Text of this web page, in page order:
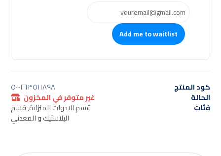
Add me to waitlist
كود المنتج ٥٠٠٠٢٦٣٥١١٨٩٨
الحالة غير متوفر في المخزون
فئات قسم الادوات المنزلية,قسم
البلاستيك و المعدني